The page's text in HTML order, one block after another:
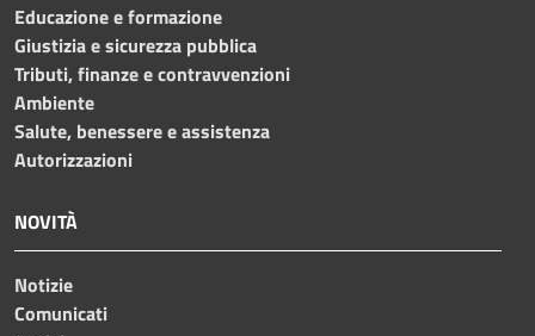
Educazione e formazione
Giustizia e sicurezza pubblica
Tributi, finanze e contravvenzioni
Ambiente
Salute, benessere e assistenza
Autorizzazioni
NOVITÀ
Notizie
Comunicati